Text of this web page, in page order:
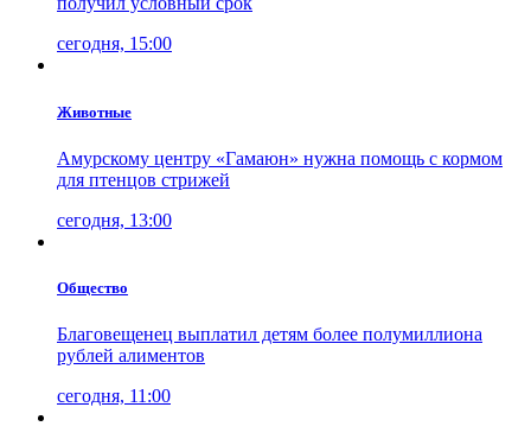
сегодня, 15:00
Животные
Амурскому центру «Гамаюн» нужна помощь с кормом
для птенцов стрижей
сегодня, 13:00
Общество
Благовещенец выплатил детям более полумиллиона
рублей алиментов
сегодня, 11:00